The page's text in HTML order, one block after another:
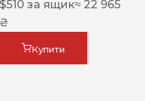
$510 за ящик≈ 22 965
₴
Купити